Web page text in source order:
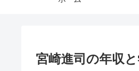
宮崎進司の年収